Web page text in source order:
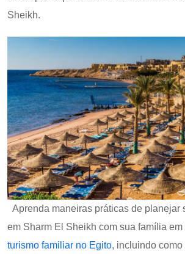
Sheikh.
Aprenda maneiras práticas de planejar
em Sharm El Sheikh com sua família em
turismo familiar no Egito, incluindo